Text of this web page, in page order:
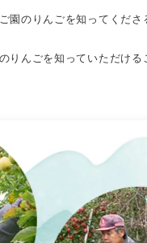
園のりんごを知ってくだ
りんごを知っていただける